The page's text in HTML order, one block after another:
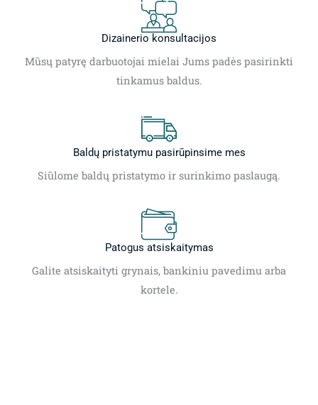
Dizainerio konsultacijos
Mūsų patyrę darbuotojai mielai Jums padės pasirinkti
tinkamus baldus.
Baldų pristatymu pasirūpinsime mes
Siūlome baldų pristatymo ir surinkimo paslaugą.
Patogus atsiskaitymas
Galite atsiskaityti grynais, bankiniu pavedimu arba
kortele.